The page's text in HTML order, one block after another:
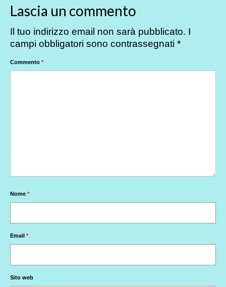
Lascia un commento
Il tuo indirizzo email non sarà pubblicato. I
campi obbligatori sono contrassegnati *
Commento *
Nome *
Email *
Sito web